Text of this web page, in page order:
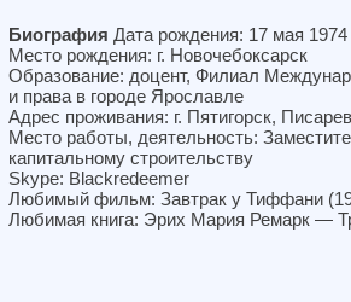
Биография Дата рождения: 17 мая 1974
Место рождения: г. Новочебоксарск
Образование: доцент, Филиал
и права в городе Ярославле
Адрес проживания: г. Пятигорск,
Место работы, деятельность:
капитальному строительству
Skype: Blackredeemer
Любимый фильм: Завтрак у Тиффани
Любимая книга: Эрих Мария Ремарк —